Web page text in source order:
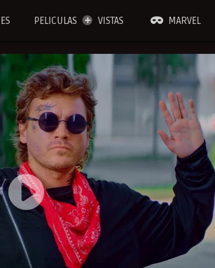
PELICULAS VISTAS MARVEL